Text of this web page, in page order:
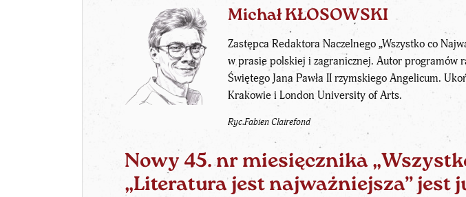
Michał KŁOSOWSKI
Zastępca Redaktora Naczelnego „Wszystko co
w prasie polskiej i zagranicznej. Autor
Świętego Jana Pawła II rzymskiego Angelicum.
Krakowie i London University of Arts.
Ryc.Fabien Clairefond
Nowy 45. nr miesięcznika
„Literatura jest najważniejsza” jest